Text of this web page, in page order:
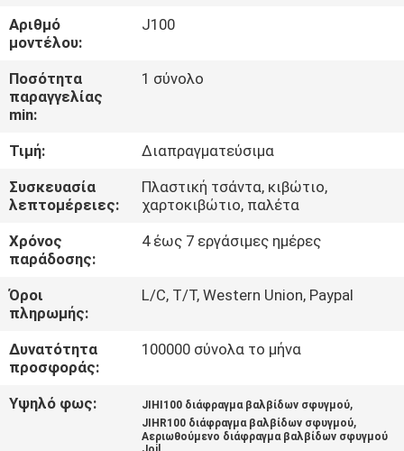
ΕΠΙΣΚΈΨΕΙΣ
ΣΤΟ
ΕΡΓΟΣΤΆΣΙΟ
ΈΛΕΓΧΟΣ
ΠΟΙΌΤΗΤΑΣ
ΕΠΙΚΟΙΝΩΝΉΣΤΕ
ΜΑΖΊ
ΜΑΣ
ΖΗΤΉΣΤΕ
ΜΙΑ
ΠΡΟΣΦΟΡΆ
Αριθμό
μοντέλου:
J100
Ποσότητα
παραγγελίας
min:
1 σύνολο
Τιμή:
Διαπραγματεύσιμα
Συσκευασία
λεπτομέρειες:
Πλαστική τσάντα, κιβώτιο,
χαρτοκιβώτιο, παλέτα
Χρόνος
παράδοσης:
4 έως 7 εργάσιμες ημέρες
Όροι
πληρωμής:
L/C, T/T, Western Union, Paypal
Δυνατότητα
προσφοράς:
100000 σύνολα το μήνα
Υψηλό φως: JIHI100 διάφραγμα βαλβίδων σφυγμού,
JIHR100 διάφραγμα βαλβίδων σφυγμού,
Αεριωθούμενο διάφραγμα βαλβίδων σφυγμού